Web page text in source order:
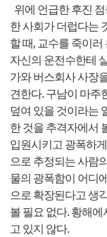
위에 언급한 후진
한 사회가 더럽다는
할 때, 교수를 죽이
자신의 운전수한테
가와 버스회사 사장
견한다. 구남이 마주
덮여 있을 것이라는
한 것을 추격자에서
입원시키고 광폭하
으로 추정되는 사람
물의 광폭함이 어디
으로 확장된다고 생
볼 필요 없다. 황해
고 있지 않다.